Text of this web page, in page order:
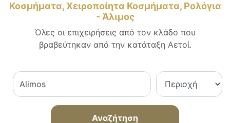
Κοσμήματα, Χειροποίητα Κοσμήματα, Ρολόγια
- Άλιμος
Όλες οι επιχειρήσεις από τον κλάδο που
βραβεύτηκαν από την κατάταξη Αετοί.
Αναζήτηση